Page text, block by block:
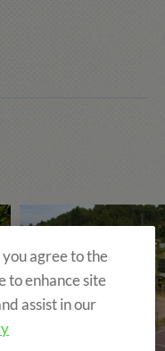
you agree to the
to enhance site
assist in our